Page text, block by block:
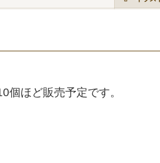
個ほど販売予定です。